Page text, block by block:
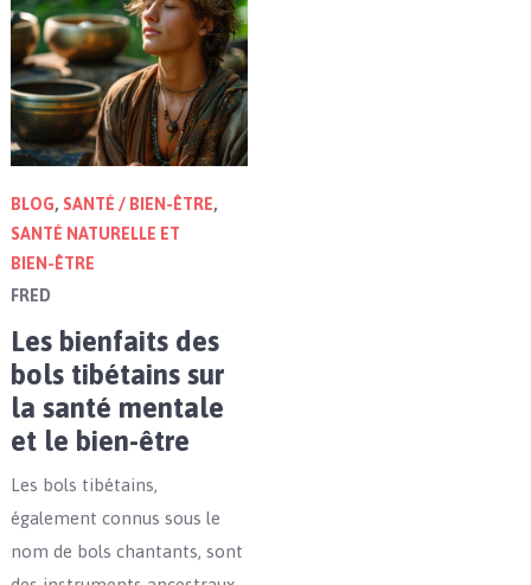
BLOG, SANTÉ / BIEN-ÊTRE,
SANTÉ NATURELLE ET
BIEN-ÊTRE
FRED
Les bienfaits des
bols tibétains sur
la santé mentale
et le bien-être
Les bols tibétains,
également connus sous le
nom de bols chantants, sont